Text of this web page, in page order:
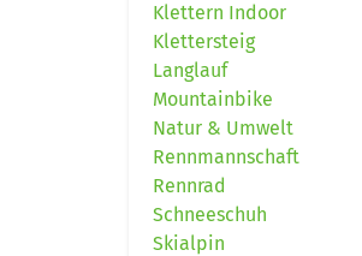
Klettern Indoor
Klettersteig
Langlauf
Mountainbike
Natur & Umwelt
Rennmannschaft
Rennrad
Schneeschuh
Skialpin